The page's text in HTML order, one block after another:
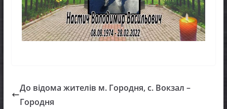
До відома жителів м. Городня, с. Вокзал –
Городня